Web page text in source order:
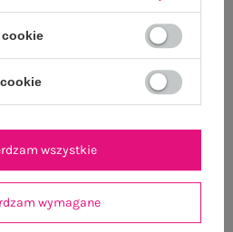
wymagane
wszystkie